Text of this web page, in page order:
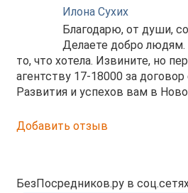
Илона Сухих
Благодарю, от души,
Делаете добро людям.
то, что хотела. Извините, но
агентству 17-18000 за
Развития и успехов вам в
Добавить отзыв
БезПосредников.ру в